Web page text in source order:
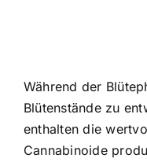
Während der
Blütenstände zu
enthalten die
Cannabinoide